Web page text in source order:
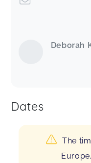
Deborah
Dates
The